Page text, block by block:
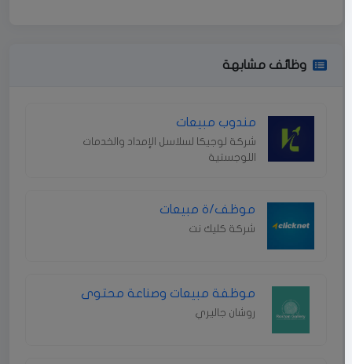
وظائف مشابهة
مندوب مبيعات
شركة لوجيكا لسلاسل الإمداد والخدمات
اللوجستية
موظف/ة مبيعات
شركة كليك نت
موظفة مبيعات وصناعة محتوى
روشان جاليري